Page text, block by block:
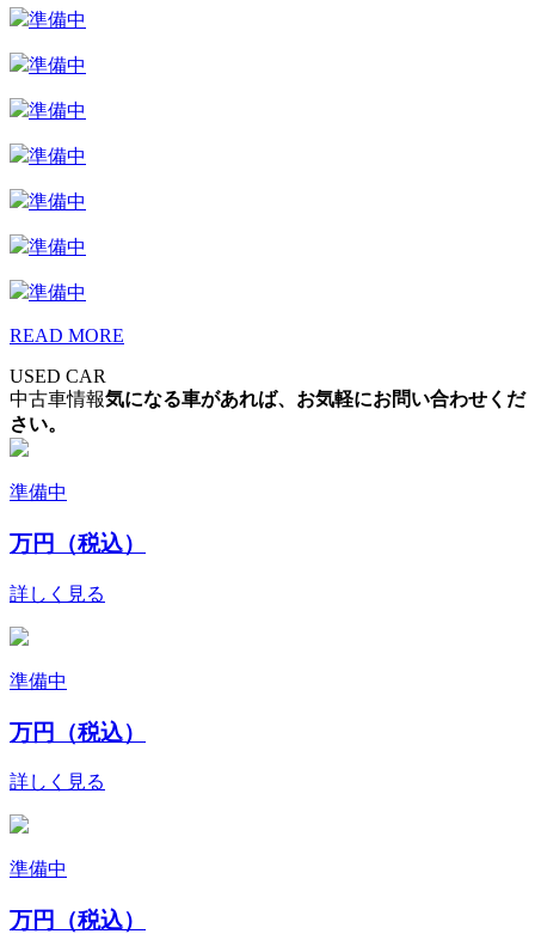
準備中
準備中
準備中
準備中
準備中
準備中
準備中
READ MORE
USED CAR
中古車情報気になる車があれば、お気軽にお問い合わせくだ
さい。
準備中
万円（税込）
詳しく見る
準備中
万円（税込）
詳しく見る
準備中
万円（税込）